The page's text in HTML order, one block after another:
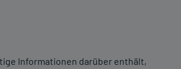
Informationen darüber enthält,